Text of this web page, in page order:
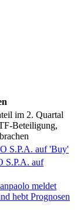
im 2. Quartal
Beteiligung,
S.P.A. auf 'Buy'
S.P.A. auf
meldet
hebt Prognosen